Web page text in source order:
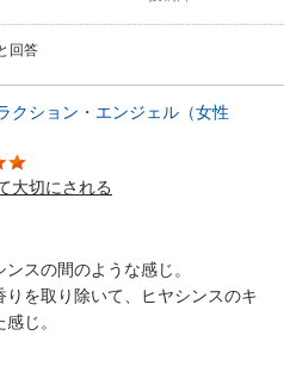
回答
クション・エンジェル（女性
大切にされる
スの間のような感じ。
を取り除いて、ヒヤシンスのキ
じ。